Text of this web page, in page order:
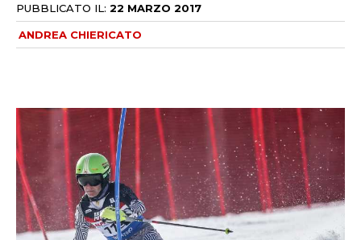
PUBBLICATO IL: 22 MARZO 2017
ANDREA CHIERICATO